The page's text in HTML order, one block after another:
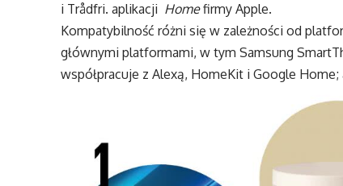
i Trådfri. aplikacji Homefirmy Apple.
Kompatybilność różni się w zależności od
głównymi platformami, w tym Samsung
współpracuje z Alexą, HomeKit i Google